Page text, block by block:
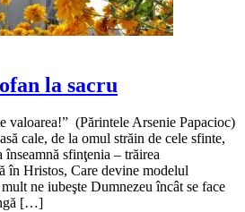
la sacru
valoarea!” (Părintele Arsenie Papacioc)
cale, de la omul străin de cele sfinte,
sfinţenia – trăirea
în Hristos, Care devine modelul
ne iubeşte Dumnezeu încât se face
[…]